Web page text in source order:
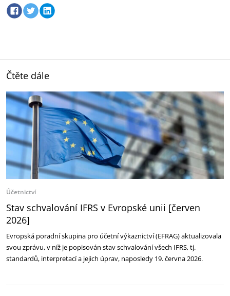
Čtěte dále
Účetnictví
Stav schvalování IFRS v Evropské unii [červen
2026]
Evropská poradní skupina pro účetní výkaznictví (EFRAG) aktualizovala
svou zprávu, v níž je popisován stav schvalování všech IFRS, tj.
standardů, interpretací a jejich úprav, naposledy 19. června 2026.